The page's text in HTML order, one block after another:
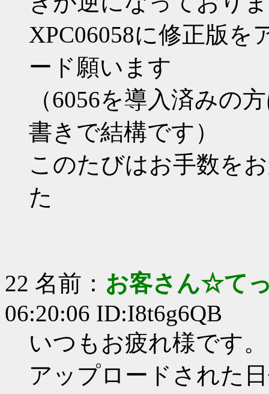
XPC06058に修正版
ード願います
（6056を導入済みの
書きで結構です）
このたびはお手数を
た
22 名前： お客さん☆て
06:20:06 ID:I8t6g6QB
いつもお疲れ様です。
アップロードされた